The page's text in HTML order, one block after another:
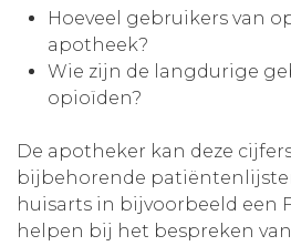
Hoeveel gebruikers van
apotheek?
Wie zijn de langdurige
opioïden?
De apotheker kan deze
bijbehorende
huisarts in bijvoorbeeld een
helpen bij het bespreken